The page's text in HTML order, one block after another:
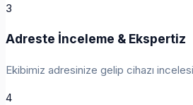
3
Adreste İnceleme & Ekspertiz
Ekibimiz adresinize gelip cihazı
4